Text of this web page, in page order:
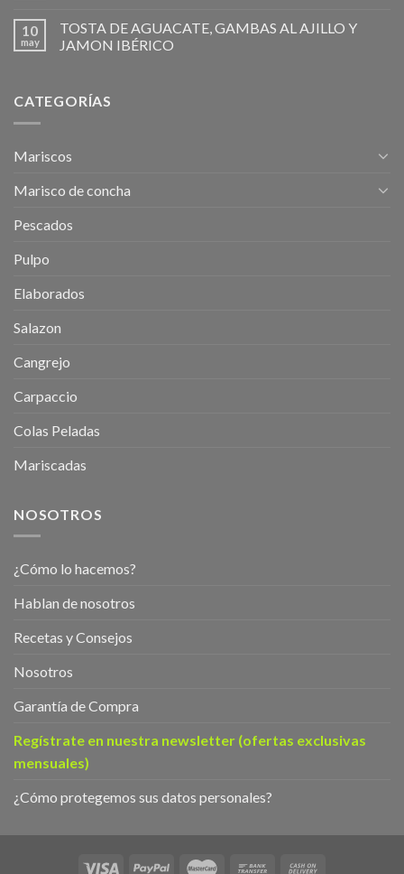
10
may
TOSTA DE AGUACATE, GAMBAS AL AJILLO Y
JAMON IBÉRICO
CATEGORÍAS
Mariscos
Marisco de concha
Pescados
Pulpo
Elaborados
Salazon
Cangrejo
Carpaccio
Colas Peladas
Mariscadas
NOSOTROS
¿Cómo lo hacemos?
Hablan de nosotros
Recetas y Consejos
Nosotros
Garantía de Compra
Regístrate en nuestra newsletter (ofertas exclusivas
mensuales)
¿Cómo protegemos sus datos personales?